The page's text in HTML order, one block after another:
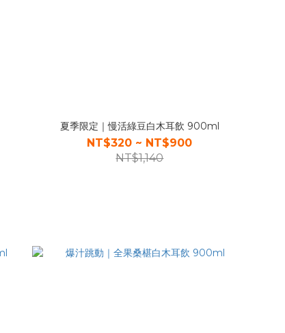
夏季限定｜慢活綠豆白木耳飲 900ml
NT$320 ~ NT$900
NT$1,140